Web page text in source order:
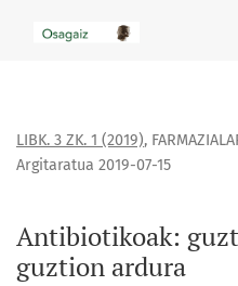
LIBK. 3 ZK. 1 (2019),
Antibiotikoak:
guztion ardura
Argitaratua 2019-07-15